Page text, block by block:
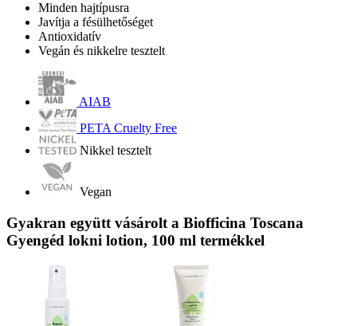
Minden hajtípusra
Javítja a fésülhetőséget
Antioxidatív
Vegán és nikkelre tesztelt
AIAB
PETA Cruelty Free
Nikkel tesztelt
Vegan
Gyakran együtt vásárolt a Biofficina Toscana
Gyengéd lokni lotion, 100 ml termékkel